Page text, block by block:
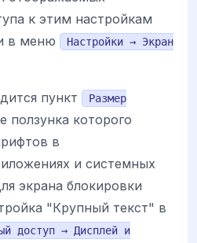
к этим настройкам
в меню
Настройки → Экран
пункт
Размер
ползунка которого
в
и системных
экрана блокировки
"Крупный текст" в
доступ → Дисплей и